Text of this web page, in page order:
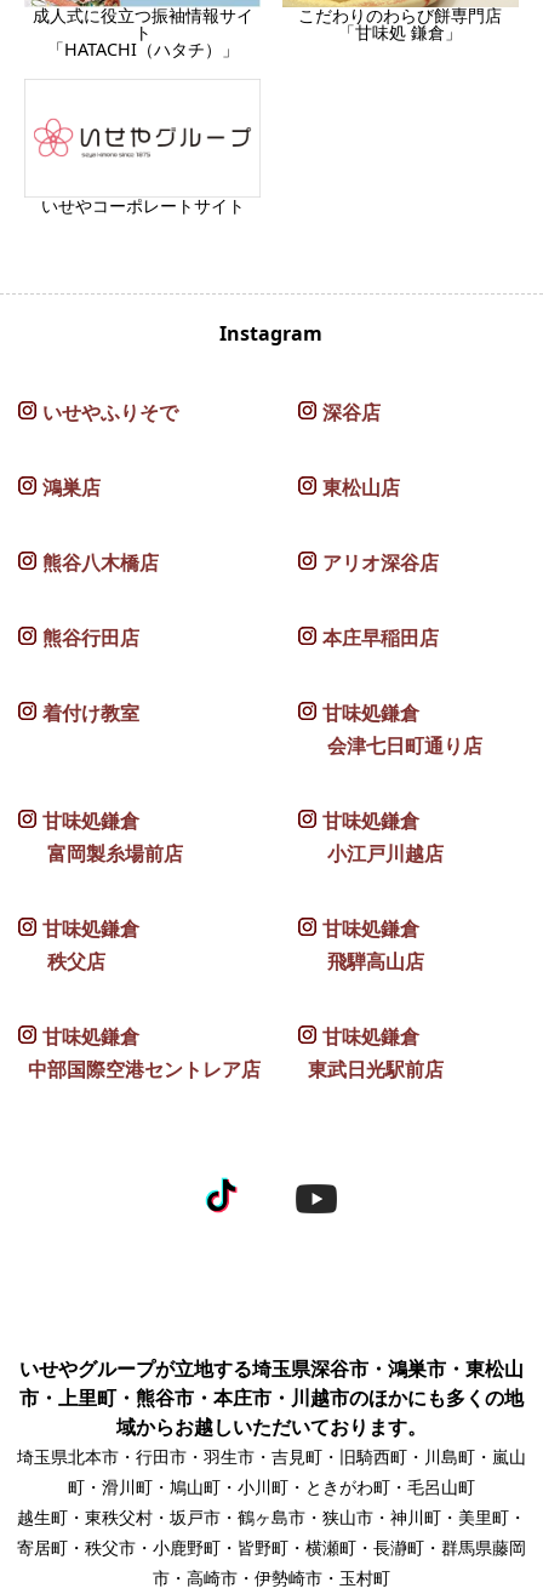
成人式に役立つ振袖情報サイ
ト
「HATACHI（ハタチ）」
こだわりのわらび餅専門店
「甘味処 鎌倉」
いせやコーポレートサイト
Instagram
いせやふりそで 深谷店
鴻巣店 東松山店
熊谷八木橋店 アリオ深谷店
熊谷行田店 本庄早稲田店
着付け教室
甘味処鎌倉
会津七日町通り店
甘味処鎌倉
富岡製糸場前店
甘味処鎌倉
小江戸川越店
甘味処鎌倉
秩父店
甘味処鎌倉
飛騨高山店
甘味処鎌倉
中部国際空港セントレア店
甘味処鎌倉
東武日光駅前店
いせやグループが立地する埼玉県深谷市・鴻巣市・東松山
市・上里町・熊谷市・本庄市・川越市のほかにも多くの地
域からお越しいただいております。
埼玉県北本市・行田市・羽生市・吉見町・旧騎西町・川島町・嵐山
町・滑川町・鳩山町・小川町・ときがわ町・毛呂山町
越生町・東秩父村・坂戸市・鶴ヶ島市・狭山市・神川町・美里町・
寄居町・秩父市・小鹿野町・皆野町・横瀬町・長瀞町・群馬県藤岡
市・高崎市・伊勢崎市・玉村町